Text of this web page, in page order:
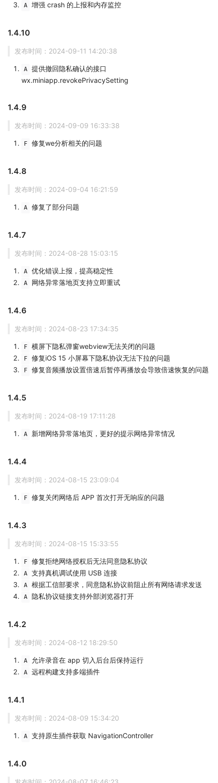
A 增强 crash 的上报和内存监控
1.4.10
发布时间：2024-09-11 14:20:38
A
提供撤回隐私确认的接口
wx.miniapp.revokePrivacySetting
1.4.9
发布时间：2024-09-09 16:33:38
F 修复we分析相关的问题
1.4.8
发布时间：2024-09-04 16:21:59
A 修复了部分问题
1.4.7
发布时间：2024-08-28 15:03:15
A 优化错误上报，提高稳定性
A 网络异常落地页支持立即重试
1.4.6
发布时间：2024-08-23 17:34:35
F 横屏下隐私弹窗webview无法关闭的问题
F 修复iOS 15 小屏幕下隐私协议无法下拉的问题
F 修复音频播放设置倍速后暂停再播放会导致倍速恢复的问题
1.4.5
发布时间：2024-08-19 17:11:28
A 新增网络异常落地页，更好的提示网络异常情况
1.4.4
发布时间：2024-08-15 23:09:04
F 修复关闭网络后 APP 首次打开无响应的问题
1.4.3
发布时间：2024-08-15 15:33:55
F 修复拒绝网络授权后无法同意隐私协议
A 支持真机调试使用 USB 连接
A 根据工信部要求，同意隐私协议前阻止所有网络请求发送
A 隐私协议链接支持外部浏览器打开
1.4.2
发布时间：2024-08-12 18:29:50
A 允许录音在 app 切入后台后保持运行
A 远程构建支持多端插件
1.4.1
发布时间：2024-08-09 15:34:20
A 支持原生插件获取 NavigationController
1.4.0